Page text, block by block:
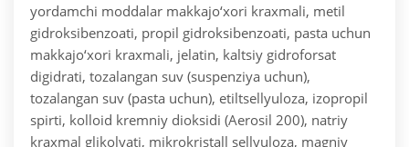
yordamchi moddalar makkajo‘xori kraxmali, metil
gidroksibenzoati, propil gidroksibenzoati, pasta uchun
makkajo‘xori kraxmali, jelatin, kaltsiy gidroforsat
digidrati, tozalangan suv (suspenziya uchun),
tozalangan suv (pasta uchun), etiltsellyuloza, izopropil
spirti, kolloid kremniy dioksidi (Aerosil 200), natriy
kraxmal glikolyati, mikrokristall sellyuloza, magniy